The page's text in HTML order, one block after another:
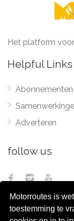
Motorroutes is
toestemming te
Het platform
Helpful Links
Abonnementen
Adverteren
follow us